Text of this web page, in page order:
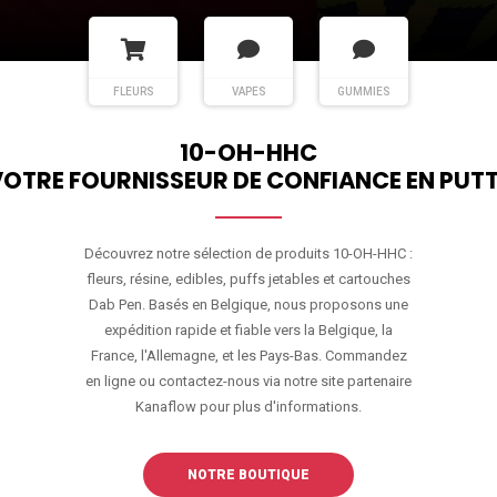
FLEURS VAPES GUMMIES
10-OH-HHC
FOURNISSEUR DE CONFIANCE EN
Découvrez notre sélection de produits 10-OH-HHC :
fleurs, résine, edibles, puffs jetables et cartouches
Dab Pen. Basés en Belgique, nous proposons une
expédition rapide et fiable vers la Belgique, la
France, l'Allemagne, et les Pays-Bas. Commandez
en ligne ou contactez-nous via notre site partenaire
Kanaflow pour plus d'informations.
NOTRE BOUTIQUE